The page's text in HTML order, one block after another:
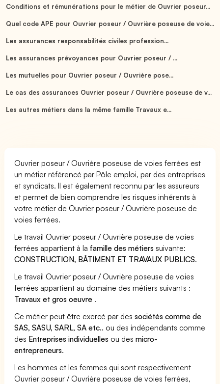
Conditions et rémunérations pour le métier de Ouvrier poseur...
Quel code APE pour Ouvrier poseur / Ouvrière poseuse de voie...
Les assurances responsabilités civiles profession...
Les assurances prévoyances pour Ouvrier poseur / ...
Les mutuelles pour Ouvrier poseur / Ouvrière pose...
Le cas des assurances Ouvrier poseur / Ouvrière poseuse de v...
Les autres métiers dans la même famille Travaux e...
Ouvrier poseur / Ouvrière poseuse de voies ferrées est
un métier référencé par Pôle emploi, par des entreprises
et syndicats. Il est également reconnu par les assureurs
et permet de bien comprendre les risques inhérents à
votre métier de Ouvrier poseur / Ouvrière poseuse de
voies ferrées.
Le travail Ouvrier poseur / Ouvrière poseuse de voies
ferrées appartient à la famille des métiers suivante:
CONSTRUCTION, BÂTIMENT ET TRAVAUX PUBLICS.
Le travail Ouvrier poseur / Ouvrière poseuse de voies
ferrées appartient au domaine des métiers suivants :
Travaux et gros oeuvre .
Ce métier peut être exercé par dessociétés comme de
SAS, SASU, SARL, SA etc.. ou des indépendants comme
des Entreprises individuelles ou desmicro-
entrepreneurs.
Les hommes et les femmes qui sont respectivement
Ouvrier poseur / Ouvrière poseuse de voies ferrées,